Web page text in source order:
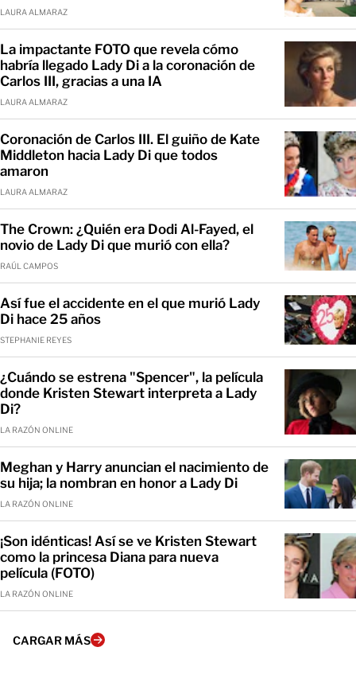
LAURA ALMARAZ
La impactante FOTO que revela cómo
habría llegado Lady Di a la coronación de
Carlos III, gracias a una IA
LAURA ALMARAZ
Coronación de Carlos III. El guiño de Kate
Middleton hacia Lady Di que todos
amaron
LAURA ALMARAZ
The Crown: ¿Quién era Dodi Al-Fayed, el
novio de Lady Di que murió con ella?
RAÚL CAMPOS
Así fue el accidente en el que murió Lady
Di hace 25 años
STEPHANIE REYES
¿Cuándo se estrena "Spencer", la película
donde Kristen Stewart interpreta a Lady
Di?
LA RAZÓN ONLINE
Meghan y Harry anuncian el nacimiento de
su hija; la nombran en honor a Lady Di
LA RAZÓN ONLINE
¡Son idénticas! Así se ve Kristen Stewart
como la princesa Diana para nueva
película (FOTO)
LA RAZÓN ONLINE
CARGAR MÁS